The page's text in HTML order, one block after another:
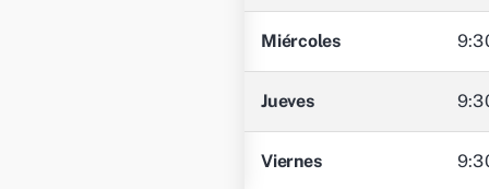
Miércoles
Jueves
Viernes